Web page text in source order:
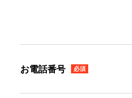
お電話番号 必須